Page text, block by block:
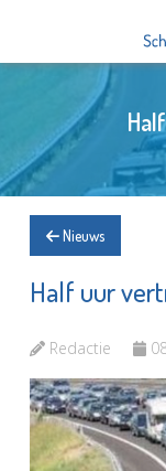
Nieuws
Half uur
Redactie